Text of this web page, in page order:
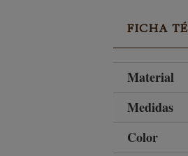
FICHA
Material
Medidas
Color